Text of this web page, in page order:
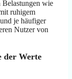
Belastungen wie
ruhigem
je häufiger
Nutzer von
der Werte